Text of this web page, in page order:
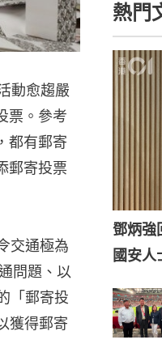
動愈趨嚴
票。參考
都有郵寄
郵寄投票
交通極為
問題、以
「郵寄投
獲得郵寄
熱門
鄧炳強
國安人